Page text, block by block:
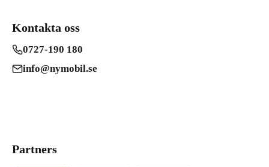
Kontakta oss
0727-190 180
info@nymobil.se
Partners